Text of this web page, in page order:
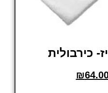
כירבולית
₪